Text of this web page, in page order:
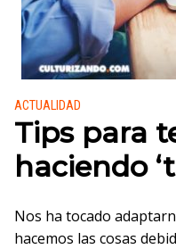
Publicado en:
ACTUALIDAD
Tips para
haciendo
Nos ha tocado
hacemos las cosas